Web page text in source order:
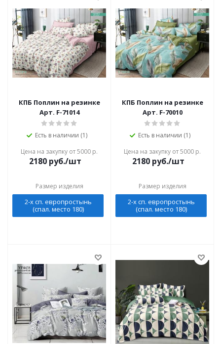
КПБ Поплин на резинке
Арт. F-71014
Есть в наличии (1)
Цена на закупку от 5000 р.
2180 руб./шт
Размер изделия
2-х сп. европростынь
(спал. место 180)
КПБ Поплин на резинке
Арт. F-70010
Есть в наличии (1)
Цена на закупку от 5000 р.
2180 руб./шт
Размер изделия
2-х сп. европростынь
(спал. место 180)